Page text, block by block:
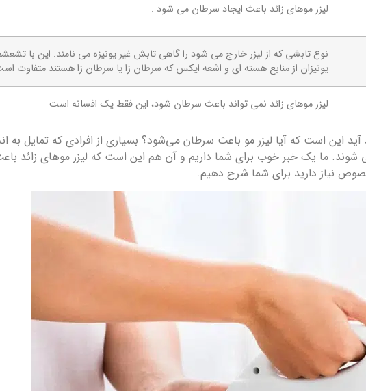
لیزر موهای زائد باعث ایجاد سرطان می شود .
نوع تابشی که از لیزر خارج می شود را گاهی تابش غیر یونیزه می نامند. این با
یونیزان از منابع هسته ای و اشعه ایکس که سرطان زا یا سرطان زا هستند متفاوت
لیزر موهای زائد نمی تواند باعث سرطان شود، این فقط یک افسانه است
این است که آیا لیزر مو باعث سرطان می‌شود؟ بسیاری از افرادی که تمایل به
شوند. ما یک خبر خوب برای شما داریم و آن هم این است که لیزر موهای زائد
نیاز دارید برای شما شرح دهیم.